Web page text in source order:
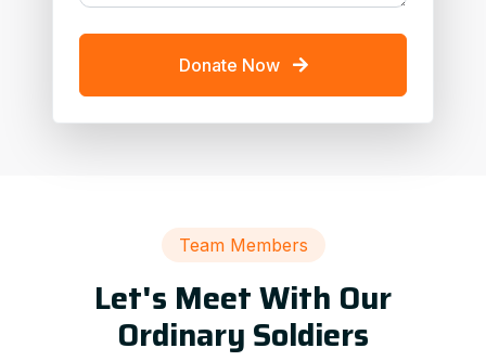
Donate Now
Team Members
Let's Meet With Our
Ordinary Soldiers